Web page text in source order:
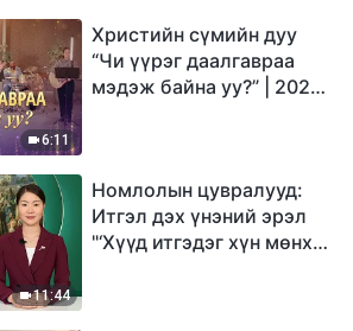
6:11
Христийн сүмийн дуу
“Чи үүрэг даалгавраа
мэдэж байна уу?” | 2026
11:44
Номлолын цувралууд:
Итгэл дэх үнэний эрэл
"‘Хүүд итгэдэг хүн мөнх